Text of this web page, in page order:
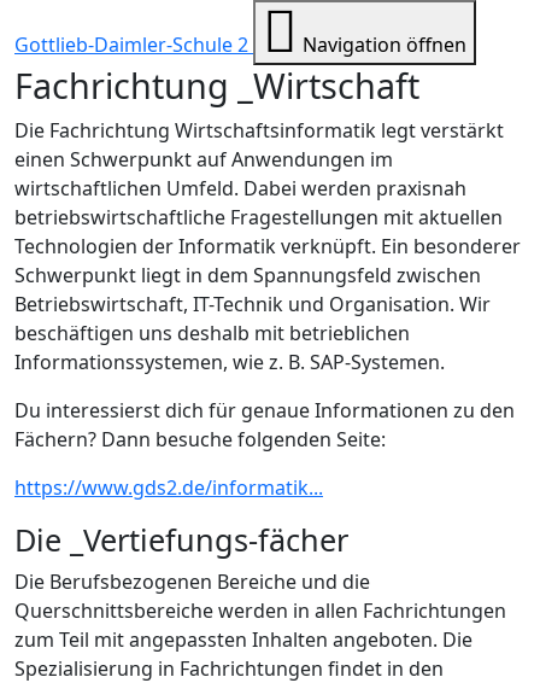
Gottlieb-Daimler-Schule 2 Navigation öffnen
Fachrichtung _Wirtschaft
Die Fachrichtung Wirtschaftsinformatik legt verstärkt
einen Schwerpunkt auf Anwendungen im
wirtschaftlichen Umfeld. Dabei werden praxisnah
betriebswirtschaftliche Fragestellungen mit aktuellen
Technologien der Informatik verknüpft. Ein besonderer
Schwerpunkt liegt in dem Spannungsfeld zwischen
Betriebswirtschaft, IT-Technik und Organisation. Wir
beschäftigen uns deshalb mit betrieblichen
Informationssystemen, wie z. B. SAP-Systemen.
Du interessierst dich für genaue Informationen zu den
Fächern? Dann besuche folgenden Seite:
https://www.gds2.de/informatik...
Die _Vertiefungs-fächer
Die Berufsbezogenen Bereiche und die
Querschnittsbereiche werden in allen Fachrichtungen
zum Teil mit angepassten Inhalten angeboten. Die
Spezialisierung in Fachrichtungen findet in den